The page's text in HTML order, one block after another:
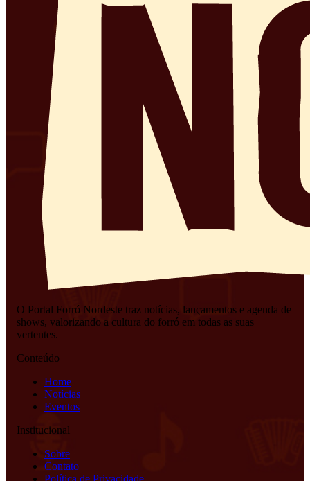
O Portal Forró Nordeste traz notícias, lançamentos e agenda de
shows, valorizando a cultura do forró em todas as suas
vertentes.
Conteúdo
Home
Notícias
Eventos
Institucional
Sobre
Contato
Política de Privacidade